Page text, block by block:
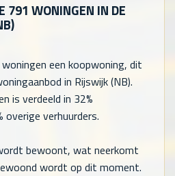
791 WONINGEN IN DE
woningen een koopwoning, dit
in Rijswijk (NB).
is verdeeld in 32%
overige verhuurders.
bewoont, wat neerkomt
wordt op dit moment.